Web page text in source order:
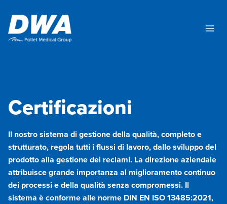
contenuto
Certificazioni
Il nostro sistema di gestione della qualità, completo e
strutturato, regola tutti i flussi di lavoro, dallo sviluppo del
prodotto alla gestione dei reclami. La direzione aziendale
attribuisce grande importanza al miglioramento continuo
dei processi e della qualità senza compromessi. Il
sistema è conforme alle norme DIN EN ISO 13485:2021,